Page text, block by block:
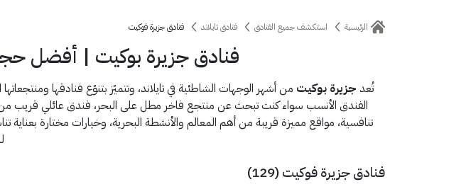
الرئيسية استكشف جميع الفنادق فنادق تايلاند فنادق جزيرة فوكيت
فنادق جزيرة بوكيت | أفضل
تُعد جزيرة بوكيت من أشهر الوجهات الشاطئية في تايلاند، وتتميّز بتنوّع فنادقها
الفندق الأنسب سواء كنت تبحث عن منتجع فاخر مطل على البحر، فندق عائلي قريب من
تنافسية، مواقع مميزة قريبة من أهم المعالم والأنشطة البحرية، وخيارات مختارة
فنادق جزيرة فوكيت (129)